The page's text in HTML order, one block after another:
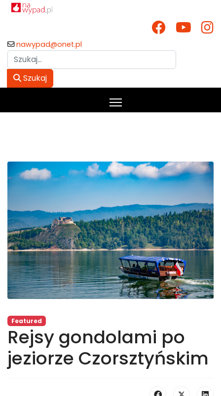
nawypad@onet.pl
Szukaj
Szukaj
Featured
Rejsy gondolami po
jeziorze Czorsztyńskim